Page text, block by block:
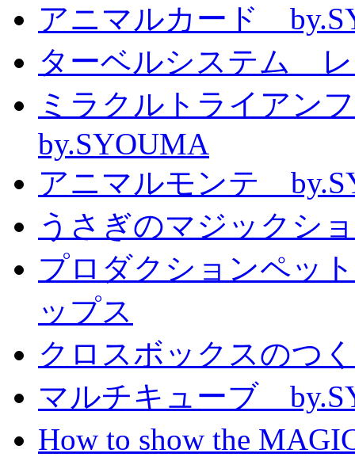
アニマルカード
ターベルシステム
ミラクルトライアン
by.SYOUMA
アニマルモンテ
うさぎのマジックシ
プロダクションペッ
ップス
クロスボックスのつ
マルチキューブ
How to show the